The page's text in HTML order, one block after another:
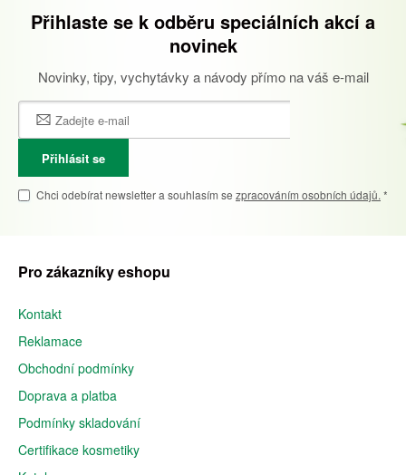
Přihlaste se k odběru speciálních akcí a
novinek
Novinky, tipy, vychytávky a návody přímo na váš e-mail
Přihlásit se
Chci odebírat newsletter a souhlasím se zpracováním osobních údajů. *
Pro zákazníky eshopu
Kontakt
Reklamace
Obchodní podmínky
Doprava a platba
Podmínky skladování
Certifikace kosmetiky